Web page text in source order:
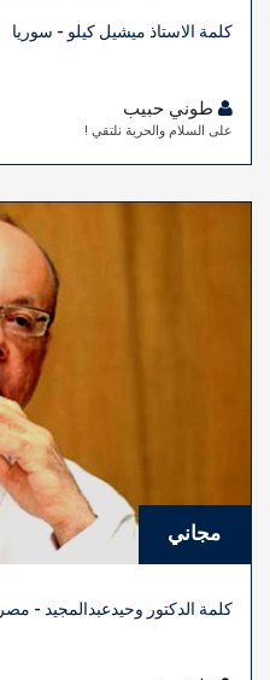
كلمة الاستاذ ميشيل كيلو - سوريا
على السلام والحرية نلتقي !
مجاني
كلمة الدكتور وحيدعبدالمجيد - مصر